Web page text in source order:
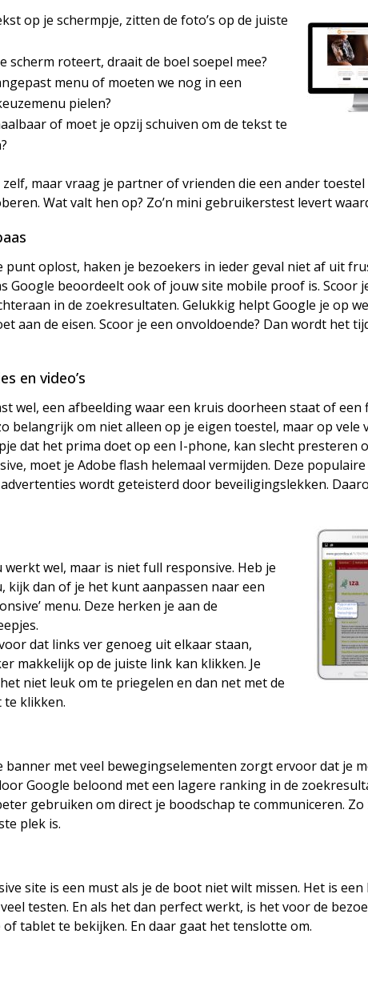
op je schermpje, zitten de foto’s op de juiste
scherm roteert, draait de boel soepel mee?
menu of moeten we nog in een
pielen?
of moet je opzij schuiven om de tekst te
maar vraag je partner of vrienden die een ander
Wat valt hen op? Zo’n mini gebruikerstest levert
punt oplost, haken je bezoekers in ieder geval niet af uit
Google beoordeelt ook of jouw site mobile proof is. Scoor
in de zoekresultaten. Gelukkig helpt Google je op
aan de eisen. Scoor je een onvoldoende? Dan wordt het
en video’s
wel, een afbeelding waar een kruis doorheen staat of een
belangrijk om niet alleen op je eigen toestel, maar op vele
dat het prima doet op een I-phone, kan slecht presteren
moet je Adobe flash helemaal vermijden. Deze
advertenties wordt geteisterd door beveiligingslekken.
werkt wel, maar is niet full responsive. Heb je
kijk dan of je het kunt aanpassen naar een
menu. Deze herken je aan de
dat links ver genoeg uit elkaar staan,
makkelijk op de juiste link kan klikken. Je
niet leuk om te priegelen en dan net met de
te klikken.
banner met veel bewegingselementen zorgt ervoor dat je
Google beloond met een lagere ranking in de
gebruiken om direct je boodschap te communiceren.
plek is.
site is een must als je de boot niet wilt missen. Het is
testen. En als het dan perfect werkt, is het voor de
tablet te bekijken. En daar gaat het tenslotte om.